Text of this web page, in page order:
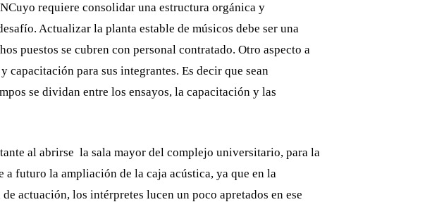
requiere consolidar una estructura orgánica y
Actualizar la planta estable de músicos debe ser una
puestos se cubren con personal contratado. Otro aspecto a
capacitación para sus integrantes. Es decir que sean
se dividan entre los ensayos, la capacitación y las
al abrirse la sala mayor del complejo universitario, para la
futuro la ampliación de la caja acústica, ya que en la
actuación, los intérpretes lucen un poco apretados en ese